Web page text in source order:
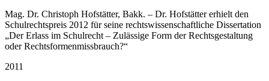
Mag. Dr. Christoph Hofstätter, Bakk. – Dr. Hofstätter erhielt den
Schulrechtspreis 2012 für seine rechtswissenschaftliche Dissertation
„Der Erlass im Schulrecht – Zulässige Form der Rechtsgestaltung
oder Rechtsformenmissbrauch?“
2011